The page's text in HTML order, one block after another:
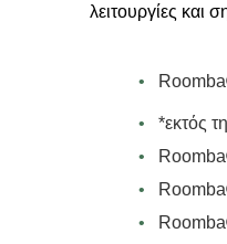
λειτουργίες και
•
•
*εκτός
•
•
•